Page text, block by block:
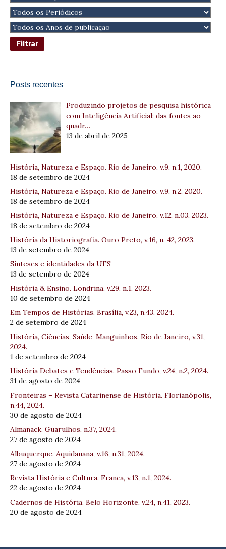
Posts recentes
Produzindo projetos de pesquisa histórica
com Inteligência Artificial: das fontes ao
quadr…
13 de abril de 2025
História, Natureza e Espaço. Rio de Janeiro, v.9, n.1, 2020.
18 de setembro de 2024
História, Natureza e Espaço. Rio de Janeiro, v.9, n.2, 2020.
18 de setembro de 2024
História, Natureza e Espaço. Rio de Janeiro, v.12, n.03, 2023.
18 de setembro de 2024
História da Historiografia. Ouro Preto, v.16, n. 42, 2023.
13 de setembro de 2024
Sínteses e identidades da UFS
13 de setembro de 2024
História & Ensino. Londrina, v.29, n.1, 2023.
10 de setembro de 2024
Em Tempos de Histórias. Brasília, v.23, n.43, 2024.
2 de setembro de 2024
História, Ciências, Saúde-Manguinhos. Rio de Janeiro, v.31,
2024.
1 de setembro de 2024
História Debates e Tendências. Passo Fundo, v.24, n.2, 2024.
31 de agosto de 2024
Fronteiras – Revista Catarinense de História. Florianópolis,
n.44, 2024.
30 de agosto de 2024
Almanack. Guarulhos, n.37, 2024.
27 de agosto de 2024
Albuquerque. Aquidauana, v.16, n.31, 2024.
27 de agosto de 2024
Revista História e Cultura. Franca, v.13, n.1, 2024.
22 de agosto de 2024
Cadernos de História. Belo Horizonte, v.24, n.41, 2023.
20 de agosto de 2024